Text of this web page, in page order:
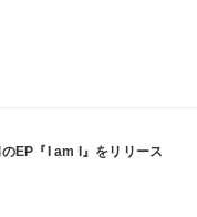
EP『I am I』をリリース